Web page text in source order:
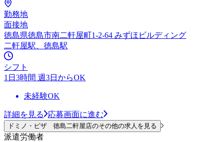
勤務地
面接地
徳島県徳島市南二軒屋町1-2-64 みずほビルディング
二軒屋駅、徳島駅
シフト
1日3時間 週3日からOK
未経験OK
詳細を見る 応募画面に進む
ドミノ・ピザ 徳島二軒屋店のその他の求人を見る
派遣労働者